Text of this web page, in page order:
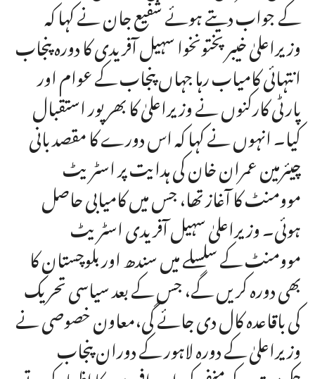
کے جواب دیتے ہوئے شفیع جان نے کہا کہ
وزیراعلیٰ خیبرپختونخوا سہیل آفریدی کا دورہ پنجاب
انتہائی کامیاب رہا جہاں پنجاب کے عوام اور
پارٹی کارکنوں نے وزیراعلیٰ کا بھرپور استقبال
کیا۔ انہوں نے کہا کہ اس دورے کا مقصد بانی
چیئرمین عمران خان کی ہدایت پر اسٹریٹ
موومنٹ کا آغاز تھا، جس میں کامیابی حاصل
ہوئی۔ وزیراعلیٰ سہیل آفریدی اسٹریٹ
موومنٹ کے سلسلے میں سندھ اور بلوچستان کا
بھی دورہ کریں گے، جس کے بعد سیاسی تحریک
کی باقاعدہ کال دی جائے گی،معاون خصوصی نے
وزیراعلیٰ کے دورہ لاہور کے دوران پنجاب